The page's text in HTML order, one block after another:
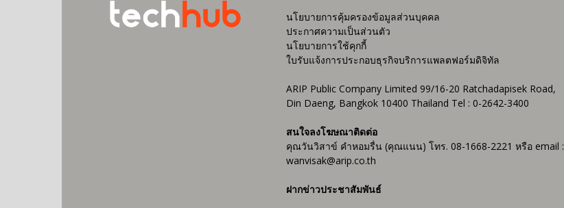
นโยบายการคุ้มครองข้อมูลส่วนบุคคล
ประกาศความเป็นส่วนตัว
นโยบายการใช้คุกกี้
ใบรับแจ้งการประกอบธุรกิจบริการแพลตฟอร์มดิจิทัล
ARIP Public Company Limited 99/16-20 Ratchadapisek Road,
Din Daeng, Bangkok 10400 Thailand Tel : 0-2642-3400
สนใจลงโฆษณาติดต่อ
คุณวันวิสาข์ คำหอมรื่น (คุณแนน) โทร. 08-1668-2221 หรือ email :
wanvisak@arip.co.th
ฝากข่าวประชาสัมพันธ์